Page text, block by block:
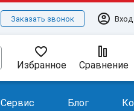
Заказать звонок account_circle Вход
favorite_border
Избранное Сравнение
Сервис Блог